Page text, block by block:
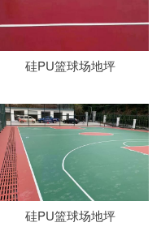
硅PU篮球场地坪
硅PU篮球场地坪